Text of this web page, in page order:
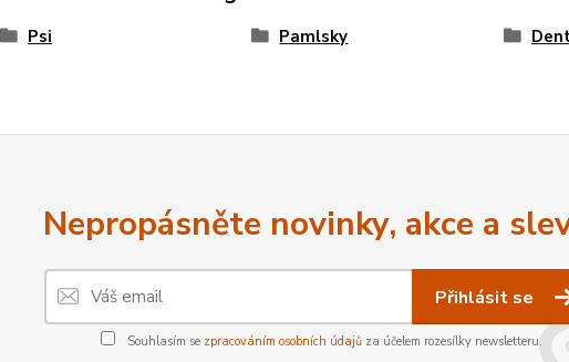
Psi Pamlsky
Nepropásněte novinky, akce a
Přihlásit se
Souhlasím se zpracováním osobních údajůza účelem rozesílky newsletteru.